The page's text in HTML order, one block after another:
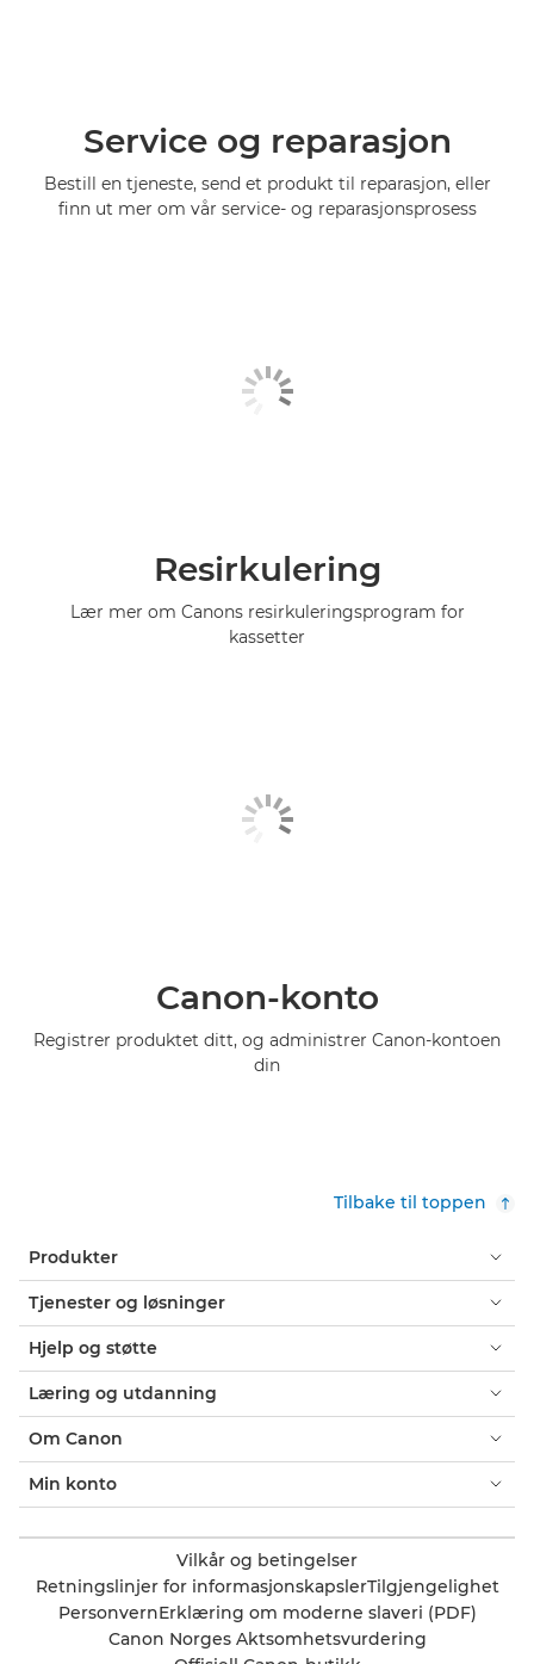
Service og reparasjon
Bestill en tjeneste, send et produkt til reparasjon, eller
finn ut mer om vår service- og reparasjonsprosess
Resirkulering
Lær mer om Canons resirkuleringsprogram for
kassetter
Canon-konto
Registrer produktet ditt, og administrer Canon-kontoen
din
Tilbake til toppen
Produkter
Tjenester og løsninger
Hjelp og støtte
Læring og utdanning
Om Canon
Min konto
Vilkår og betingelser
Retningslinjer for informasjonskapslerTilgjengelighet
PersonvernErklæring om moderne slaveri (PDF)
Canon Norges Aktsomhetsvurdering